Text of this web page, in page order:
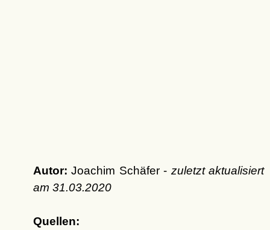
Autor: Joachim Schäfer - zuletzt aktualisiert
am 31.03.2020
Quellen: